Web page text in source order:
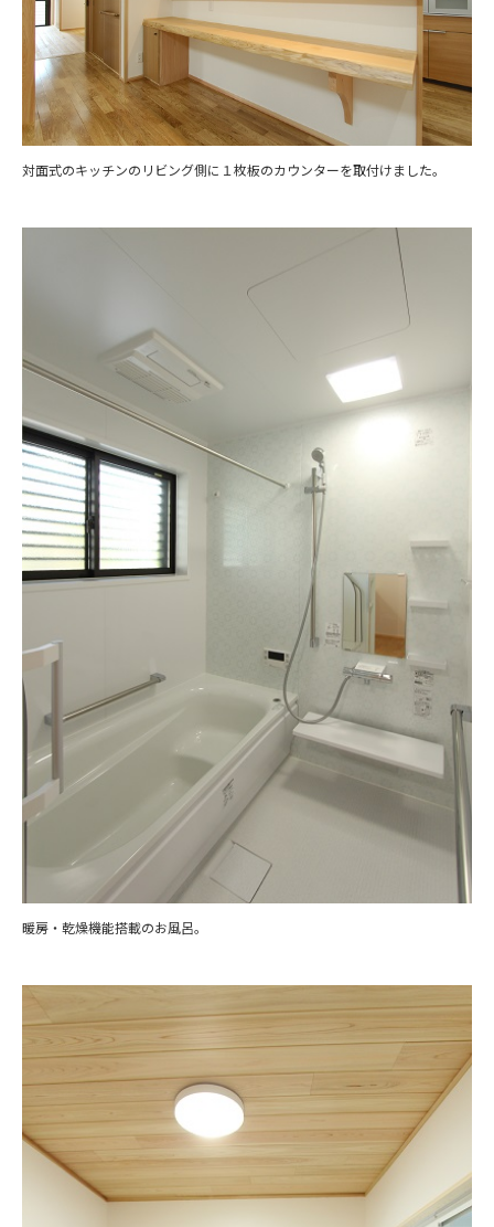
対面式のキッチンのリビング側に１枚板のカウンターを取付けました。
暖房・乾燥機能搭載のお風呂。